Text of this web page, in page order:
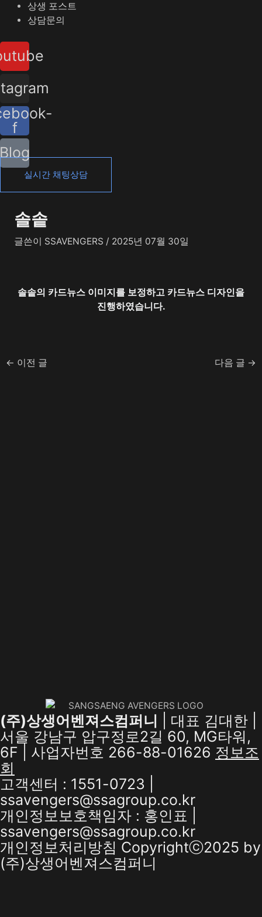
상생 포스트
상담문의
f
Blog
실시간 채팅상담
솔솥
글쓴이 SSAVENGERS / 2025년 07월 30일
솔솥의 카드뉴스 이미지를 보정하고 카드뉴스 디자인을
진행하였습니다.
← 이전 글 다음 글 →
(주)상생어벤져스컴퍼니 | 대표 김대한 |
서울 강남구 압구정로2길 60, MG타워,
6F | 사업자번호 266-88-01626 정보조
회
고객센터 : 1551-0723 |
ssavengers@ssagroup.co.kr
개인정보보호책임자 : 홍인표 |
ssavengers@ssagroup.co.kr
개인정보처리방침 Copyrightⓒ2025 by
(주)상생어벤져스컴퍼니